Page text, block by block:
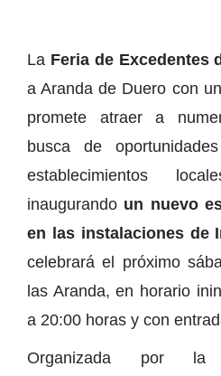
La Feria de Excedentes
a Aranda de Duero con
promete atraer a
busca de
establecimientos
inaugurando un nuevo
en las instalaciones de
celebrará el próximo
las Aranda, en horario
a 20:00 horas y con
Organizada por